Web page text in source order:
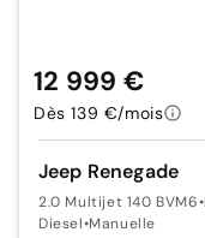
Jeep Renegade
2.0 Multijet 140 BVM6•
Diesel•Manuelle
12 999 €
Dès 139 €/mois